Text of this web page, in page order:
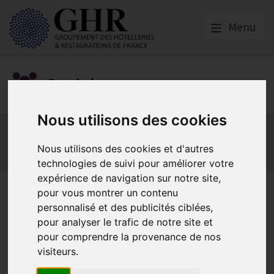
Nous utilisons des cookies
Nous utilisons des cookies et d'autres
technologies de suivi pour améliorer votre
expérience de navigation sur notre site,
pour vous montrer un contenu
personnalisé et des publicités ciblées,
pour analyser le trafic de notre site et
pour comprendre la provenance de nos
visiteurs.
Menu
Social
Actualités
Les obligations liées à l’embauche
Les obligations liées à l’exécution du contrat de travail
Les obligations liées à l’extinction du contrat
Congé supplémentaire de
naissance : ce qu’il faut
savoir